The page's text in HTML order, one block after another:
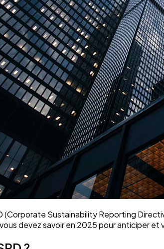
(Corporate Sustainability Reporting
devez savoir en 2025 pour anticiper et